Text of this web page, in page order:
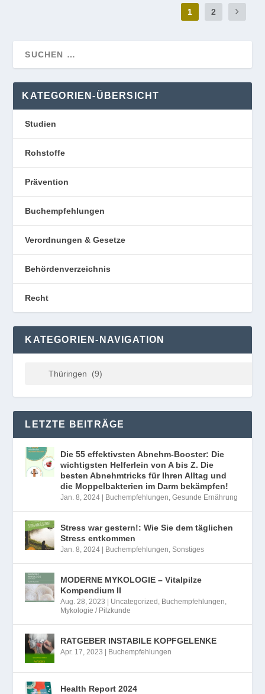
1 2
KATEGORIEN-ÜBERSICHT
Studien
Rohstoffe
Prävention
Buchempfehlungen
Verordnungen & Gesetze
Behördenverzeichnis
Recht
KATEGORIEN-NAVIGATION
LETZTE BEITRÄGE
Die 55 effektivsten Abnehm-Booster: Die
wichtigsten Helferlein von A bis Z. Die
besten Abnehmtricks für Ihren Alltag und
die Moppelbakterien im Darm bekämpfen!
Jan. 8, 2024 | Buchempfehlungen ,Gesunde Ernährung
Stress war gestern!: Wie Sie dem täglichen
Stress entkommen
Jan. 8, 2024 | Buchempfehlungen ,Sonstiges
MODERNE MYKOLOGIE – Vitalpilze
Kompendium II
Aug. 28, 2023 | Uncategorized Buchempfehlungen
Mykologie / Pilzkunde
RATGEBER INSTABILE KOPFGELENKE
Apr. 17, 2023 | Buchempfehlungen
Health Report 2024